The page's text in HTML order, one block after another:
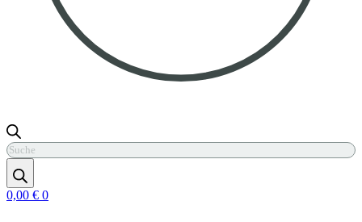
Products
search
0,00 € 0